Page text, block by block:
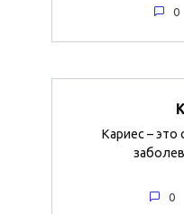
0
Кариес – это
0